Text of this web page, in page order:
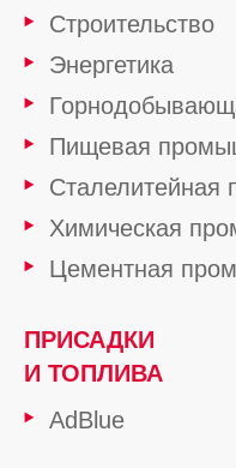
Строительство
Энергетика
Пищевая
Сталелитейная
Химическая
Цементная
ПРИСАДКИ
И ТОПЛИВА
AdBlue